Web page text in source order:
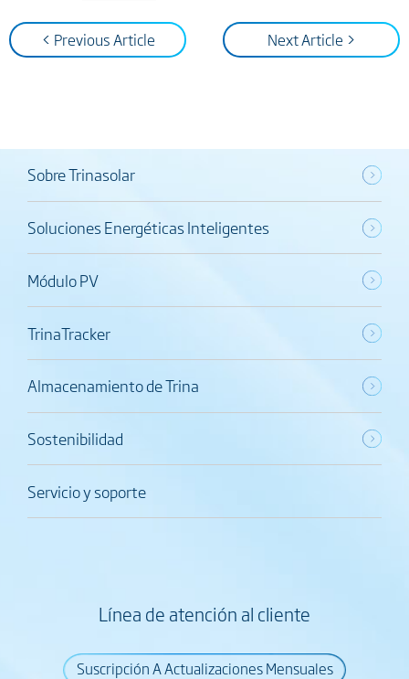
< Previous Article Next Article >
Sobre Trinasolar
Soluciones Energéticas Inteligentes
Módulo PV
TrinaTracker
Almacenamiento de Trina
Sostenibilidad
Servicio y soporte
Línea de atención al cliente
Suscripción A Actualizaciones Mensuales